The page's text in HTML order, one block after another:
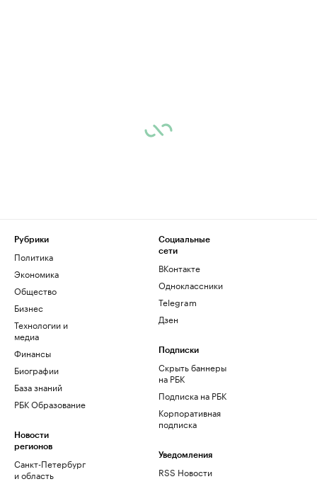
Рубрики
Политика
Экономика
Общество
Бизнес
Технологии и
медиа
Финансы
Биографии
База знаний
РБК Образование
Новости
регионов
Санкт-Петербург
и область
Социальные
сети
ВКонтакте
Одноклассники
Telegram
Дзен
Подписки
Скрыть баннеры
на РБК
Подписка на РБК
Корпоративная
подписка
Уведомления
RSS Новости